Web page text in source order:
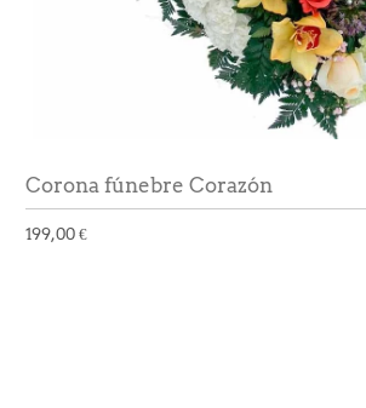
Corona fúnebre Corazón
199,00 €